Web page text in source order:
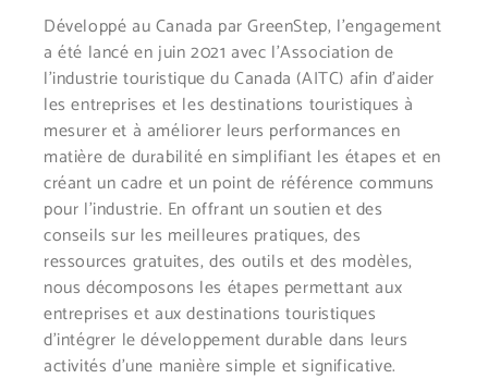
Développé au Canada par GreenStep, l’engagement
a été lancé en juin 2021 avec l’Association de
l’industrie touristique du Canada (AITC) afin d’aider
les entreprises et les destinations touristiques à
mesurer et à améliorer leurs performances en
matière de durabilité en simplifiant les étapes et en
créant un cadre et un point de référence communs
pour l’industrie. En offrant un soutien et des
conseils sur les meilleures pratiques, des
ressources gratuites, des outils et des modèles,
nous décomposons les étapes permettant aux
entreprises et aux destinations touristiques
d’intégrer le développement durable dans leurs
activités d’une manière simple et significative.